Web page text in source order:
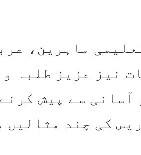
ماہرین،
نیز عزیز طلبہ و
آسانی سے پیش
کی چند مثالیں